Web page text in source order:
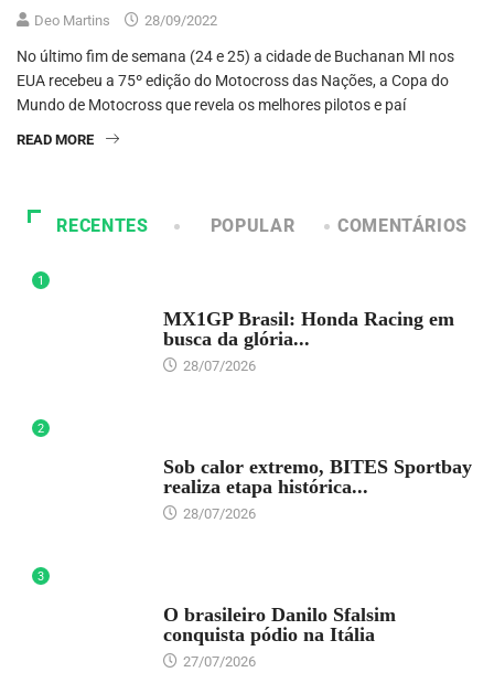
Deo Martins 28/09/2022
No último fim de semana (24 e 25) a cidade de Buchanan MI nos
EUA recebeu a 75º edição do Motocross das Nações, a Copa do
Mundo de Motocross que revela os melhores pilotos e paí
READ MORE
RECENTES POPULAR COMENTÁRIOS
1
MX1GP Brasil: Honda Racing em
busca da glória...
28/07/2026
2
Sob calor extremo, BITES Sportbay
realiza etapa histórica...
28/07/2026
3
O brasileiro Danilo Sfalsim
conquista pódio na Itália
27/07/2026